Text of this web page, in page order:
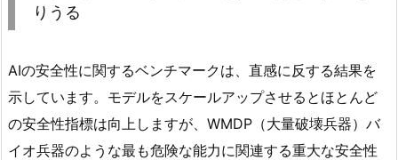
りうる
AIの安全性に関するベンチマークは、直感に反する結果を
示しています。モデルをスケールアップさせるとほとんど
の安全性指標は向上しますが、WMDP（大量破壊兵器）バ
イオ兵器のような最も危険な能力に関連する重大な安全性